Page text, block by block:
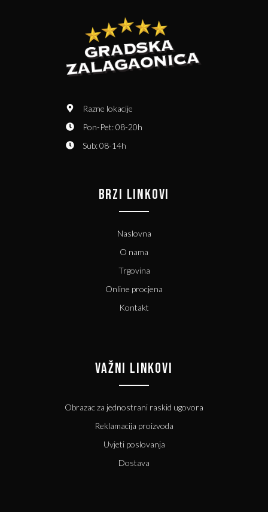
Razne lokacije
Pon-Pet: 08-20h
Sub: 08-14h
BRZI LINKOVI
Naslovna
O nama
Trgovina
Online procjena
Kontakt
VAŽNI LINKOVI
Obrazac za jednostrani raskid ugovora
Reklamacija proizvoda
Uvjeti poslovanja
Dostava